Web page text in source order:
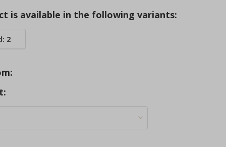
is available in the following variants:
2